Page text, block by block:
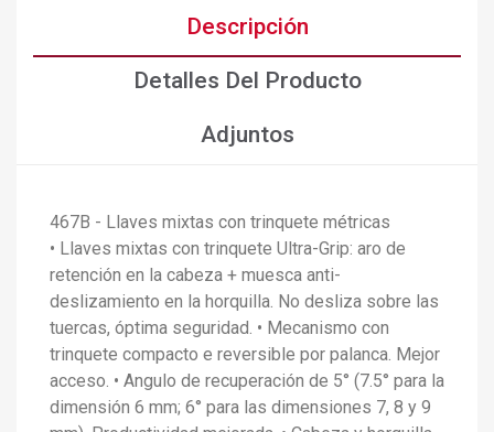
Descripción
Detalles Del Producto
Adjuntos
467B - Llaves mixtas con trinquete métricas
• Llaves mixtas con trinquete Ultra-Grip: aro de
retención en la cabeza + muesca anti-
deslizamiento en la horquilla. No desliza sobre las
tuercas, óptima seguridad. • Mecanismo con
trinquete compacto e reversible por palanca. Mejor
acceso. • Angulo de recuperación de 5° (7.5° para la
dimensión 6 mm; 6° para las dimensiones 7, 8 y 9